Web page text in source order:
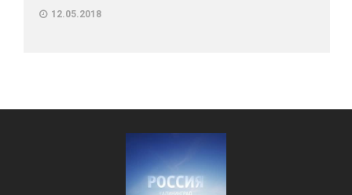
12.05.2018